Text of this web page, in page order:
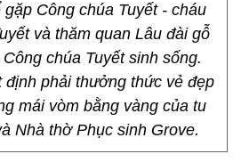
Công chúa Tuyết - cháu
và thăm quan Lâu đài gỗ
chúa Tuyết sinh sống.
định phải thưởng thức vẻ đẹp
mái vòm bằng vàng của tu
Nhà thờ Phục sinh Grove.